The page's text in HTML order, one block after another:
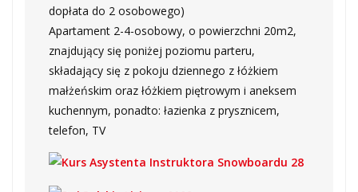
dopłata do 2 osobowego)
Apartament 2-4-osobowy, o powierzchni 20m2,
znajdujący się poniżej poziomu parteru,
składający się z pokoju dziennego z łóżkiem
małżeńskim oraz łóżkiem piętrowym i aneksem
kuchennym, ponadto: łazienka z prysznicem,
telefon, TV